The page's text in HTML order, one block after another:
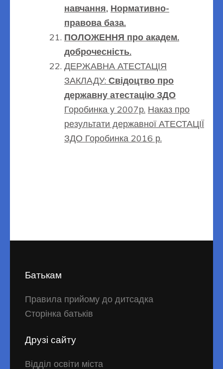
навчання, Нормативно-
правова база.
ПОЛОЖЕННЯ про академ.
доброчесність.
ДЕРЖАВНА АТЕСТАЦІЯ
ЗАКЛАДУ: Свідоцтво про
державну атестацію ЗДО
Горобинка у 2007р. Наказ про
результати державної АТЕСТАЦІЇ
ЗДО Горобинка 2016 р.
Батькам
Правила прийому до дитсадка
Сторінка батьків
Друзі сайту
Відділ освіти міста